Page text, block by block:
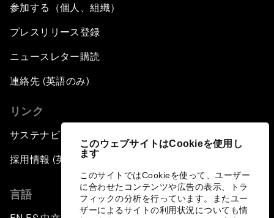
このウェブサイトはCookieを使用し
ます
このサイトではCookieを使って、ユーザー
に合わせたコンテンツや広告の表示、トラ
フィックの分析を行っています。またユー
ザーによるサイトの利用状況についても情
参加する（個人、組織）
プレスリリース登録
ニュースレター購読
連絡先 (英語のみ)
リンク
サステナビリティへの取り組み
採用情報 (英語のみ)
言語